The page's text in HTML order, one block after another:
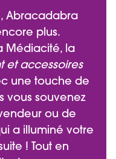
Abracadabra
plus.
Médiacité, la
et accessoires
une touche de
vous souvenez
ou de
a illuminé votre
! Tout en